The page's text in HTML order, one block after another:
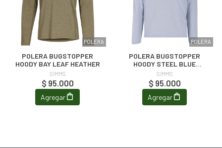
POLERA
POLERA BUGSTOPPER
HOODY BAY LEAF HEATHER
SIMMS
$ 95.000
Agregar
POLERA
POLERA BUGSTOPPER
HOODY STEEL BLUE
HEATHER
SIMMS
$ 95.000
Agregar